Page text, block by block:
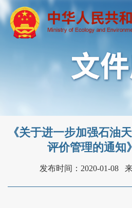
《关于进一步加强石油
评价管理的通知
发布时间：2020-01-08